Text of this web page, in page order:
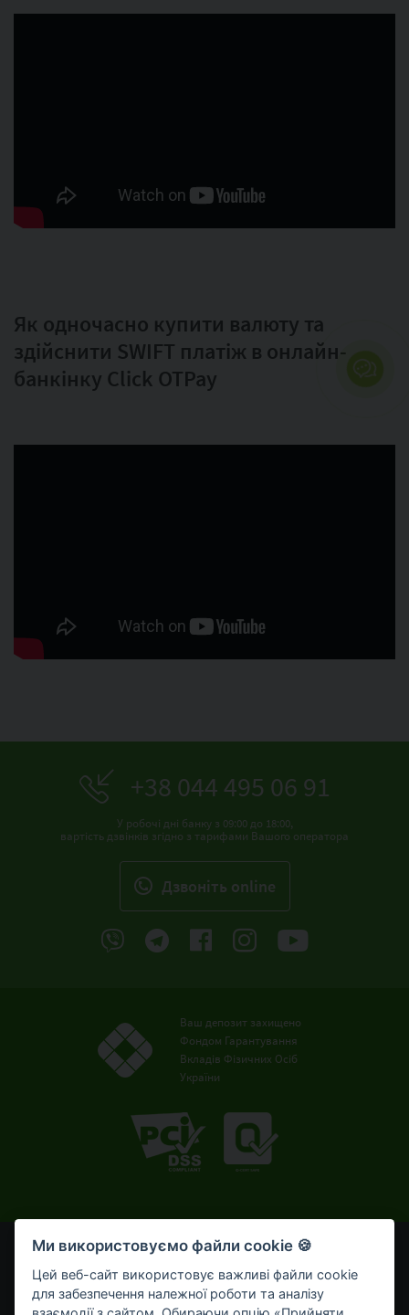
Як одночасно купити валюту та
здійснити SWIFT платіж в онлайн-
банкінку Click OTPay
+38 044 495 06 91
У робочі дні банку з 09:00 до 18:00,
вартість дзвінків згідно з тарифами Вашого оператора
Дзвонiть online
Ваш депозит захищено
Фондом Гарантування
Вкладів Фізичних Осіб
України
© OTP Bank, 2008-2026. Усі права захищені.
Ліцензія НБУ № 191 від 05.10.2011 р.
Внесено до Державного реєстру банків №273
від 02.03.1998 р.
Ми використовуємо файли cookie 🍪
Цей веб-сайт використовує важливі файли cookie
для забезпечення належної роботи та аналізу